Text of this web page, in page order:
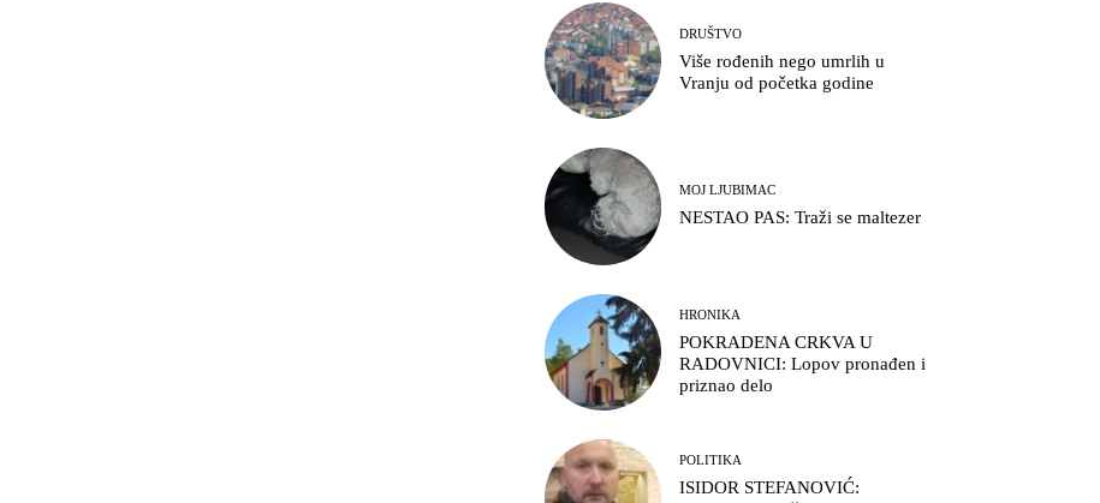
DRUŠTVO
Više rođenih nego umrlih u
Vranju od početka godine
MOJ LJUBIMAC
NESTAO PAS: Traži se maltezer
HRONIKA
POKRADENA CRKVA U
RADOVNICI: Lopov pronađen i
priznao delo
POLITIKA
ISIDOR STEFANOVIĆ: